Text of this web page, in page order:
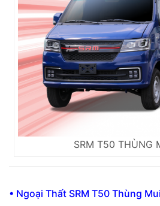
SRM T50 THÙNG
• Ngoại Thất SRM T50 Thùng